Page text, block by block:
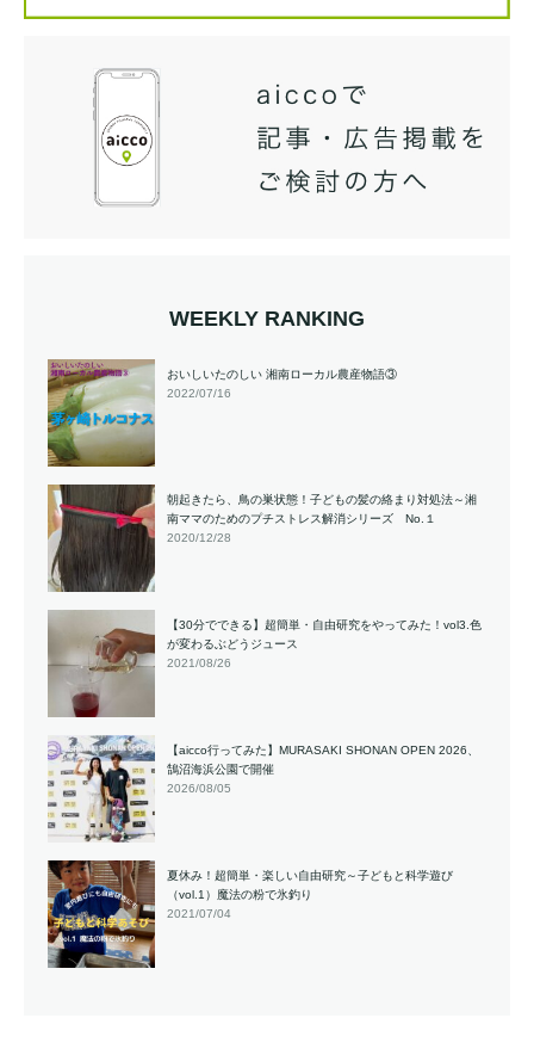
WEEKLY RANKING
おいしいたのしい 湘南ローカル農産物語③
2022/07/16
朝起きたら、鳥の巣状態！子どもの髪の絡まり対処法～湘
南ママのためのプチストレス解消シリーズ No.１
2020/12/28
【30分でできる】超簡単・自由研究をやってみた！vol3.色
が変わるぶどうジュース
2021/08/26
【aicco行ってみた】MURASAKI SHONAN OPEN 2026、
鵠沼海浜公園で開催
2026/08/05
夏休み！超簡単・楽しい自由研究～子どもと科学遊び
（vol.1）魔法の粉で氷釣り
2021/07/04